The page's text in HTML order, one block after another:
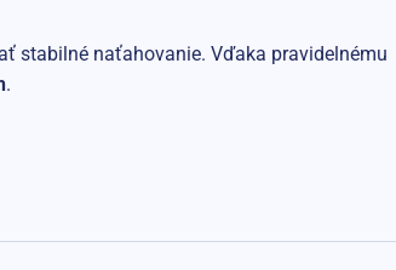
stabilné naťahovanie. Vďaka pravidelnému
.